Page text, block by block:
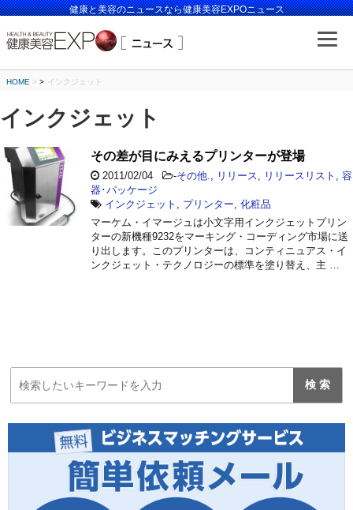
健康と美容のニュースなら健康美容EXPOニュース
HOME > インクジェット
インクジェット
その差が目にみえるプリンターが登場
2011/02/04 -その他. リリース リリースリスト
容
器･パッケージ
インクジェット
プリンター 化粧品
マーケム・イマージュは小文字用インクジェットプリン
ターの新機種9232をマーキング・コーディング市場に送
り出します。このプリンターは、コンティニュアス・イ
ンクジェット・テクノロジーの標準を塗り替え、主 …